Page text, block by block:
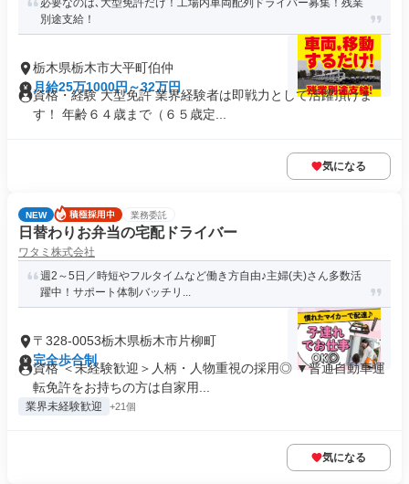
必要なのは､大型免許だけ！工場内車両配列ドライバー募集！残業
別途支給！
栃木県栃木市大平町伯仲
月給25万1000円～32万円
資格・経験 大型免許 業界経験者は即戦力として活躍頂けま
す！ 年齢６４歳まで（６５歳定...
気になる
NEW 業務委託
日替わりお弁当の宅配ドライバー
ワタミ株式会社
週2～5日／時短やフルタイムなど働き方自由♪主婦(夫)さん多数活
躍中！サポート体制バッチリ...
〒328-0053栃木県栃木市片柳町
完全歩合制
資格 ＜未経験歓迎＞人柄・人物重視の採用◎ ▼普通自動車運
転免許をお持ちの方は自家用...
業界未経験歓迎 +21個
気になる